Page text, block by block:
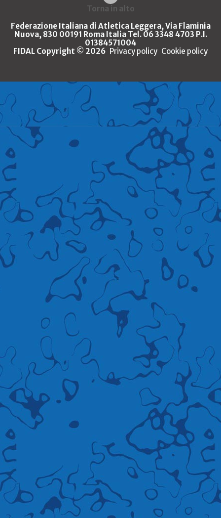
Torna in alto
Federazione Italiana di Atletica Leggera, Via Flaminia
Nuova, 830 00191 Roma Italia Tel. 06 3348 4703 P.I.
01384571004
FIDAL Copyright © 2026 Privacy policy Cookie policy